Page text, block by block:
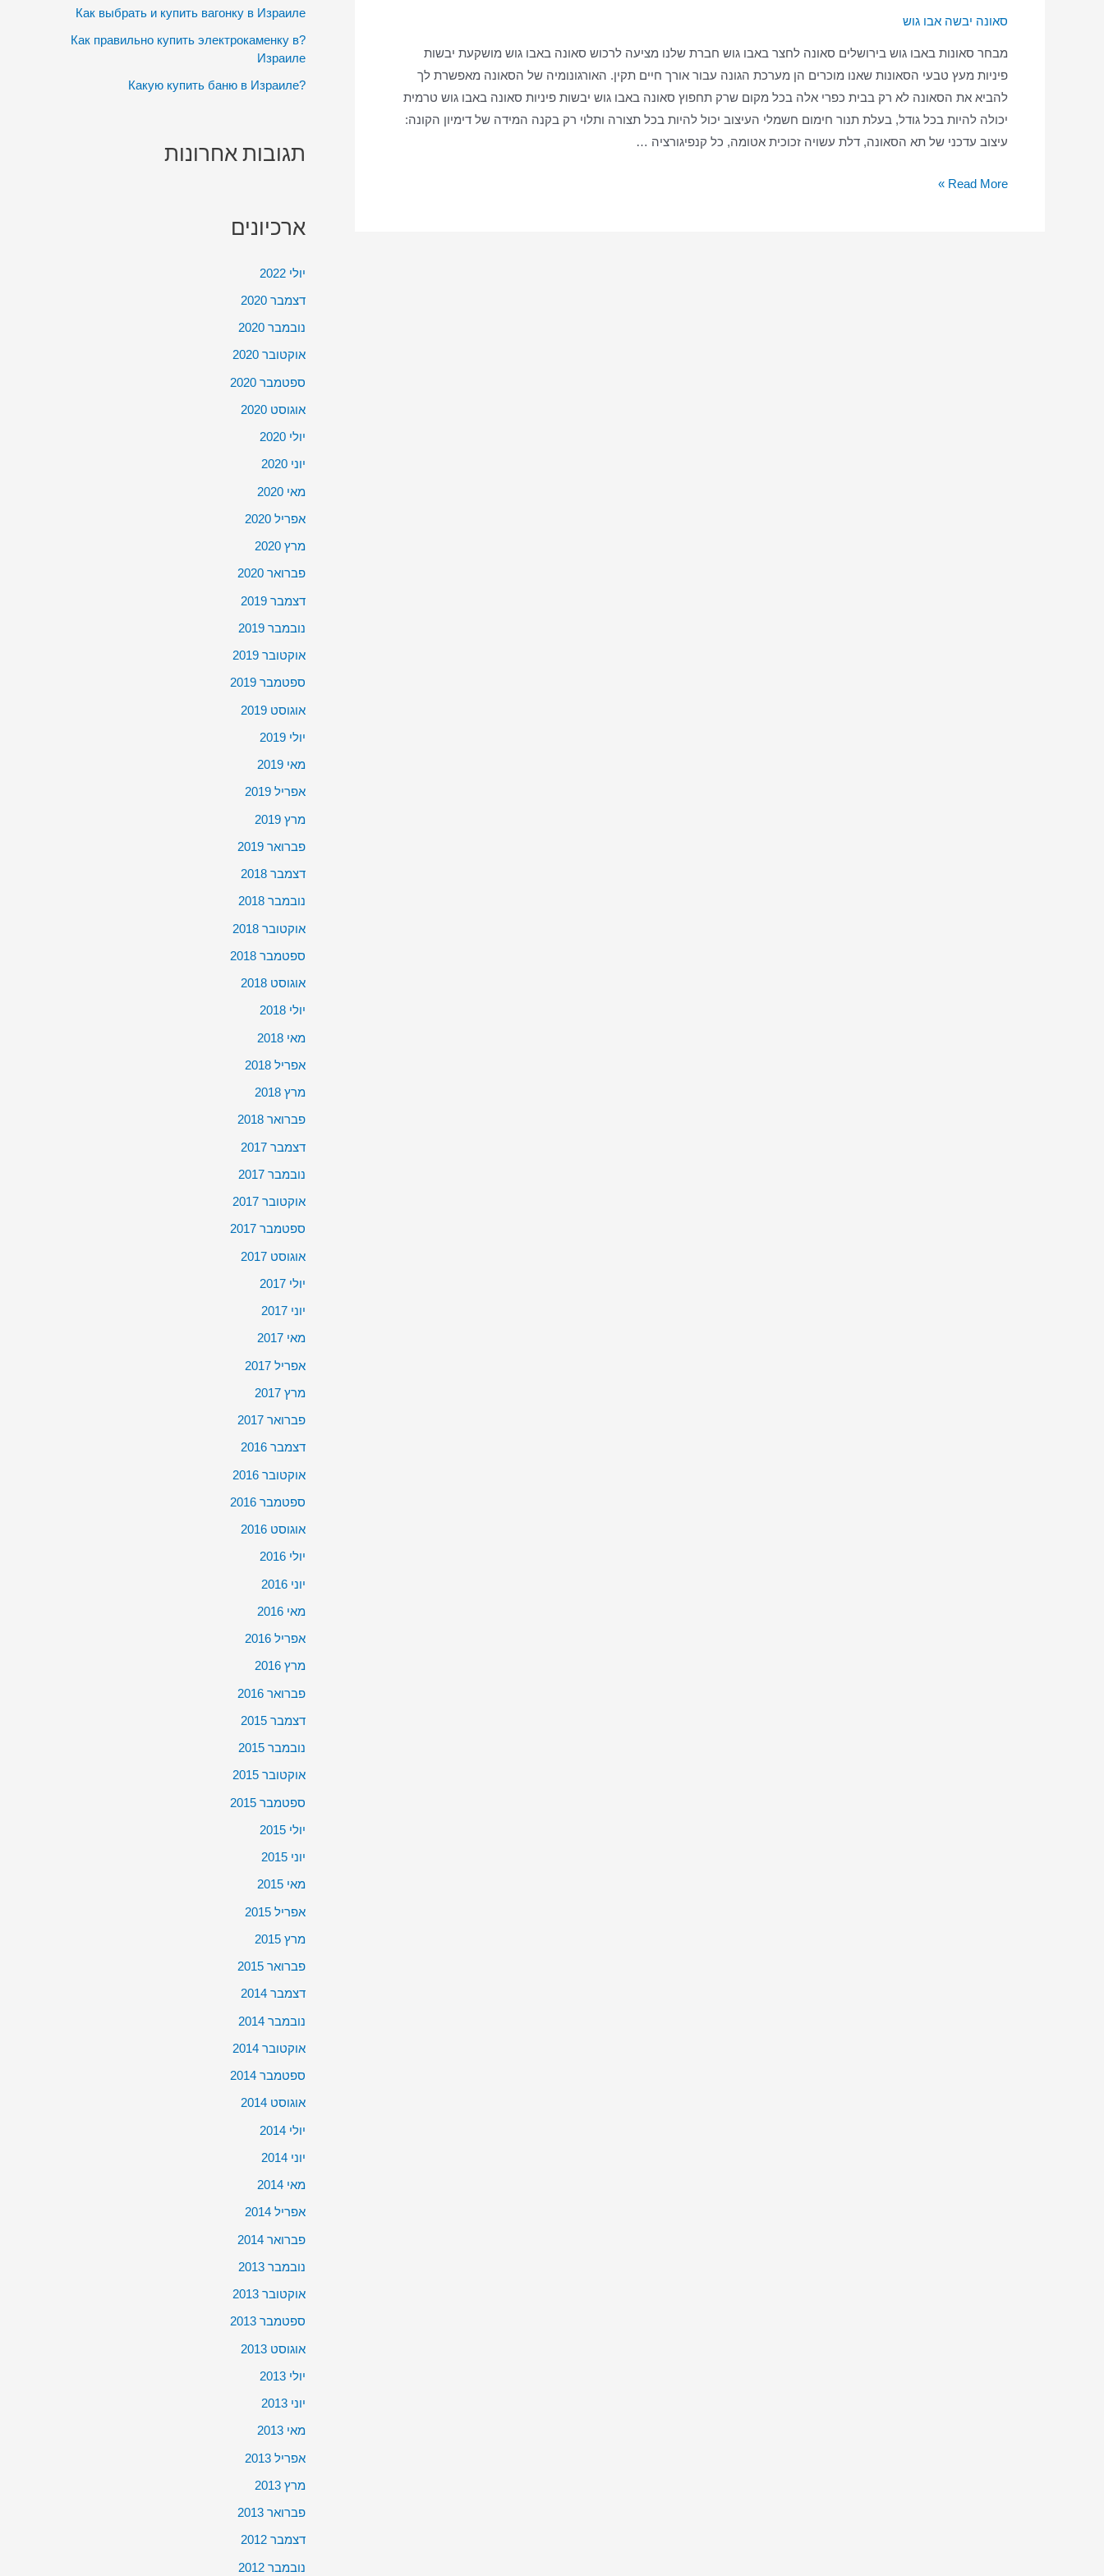
סאונה יבשה אבו גוש
מבחר סאונות באבו גוש בירושלים סאונה לחצר באבו גוש חברת שלנו מציעה לרכוש סאונה באבו גוש מושקעת יבשות
פיניות מעץ טבעי הסאונות שאנו מוכרים הן מערכת הגונה עבור אורך חיים תקין. האורגונומיה של הסאונה מאפשרת לך
להביא את הסאונה לא רק בבית כפרי אלה בכל מקום שרק תחפוץ סאונה באבו גוש יבשות פיניות סאונה באבו גוש טרמית
יכולה להיות בכל גודל, בעלת תנור חימום חשמלי העיצוב יכול להיות בכל תצורה ותלוי רק בקנה המידה של דימיון הקונה:
עיצוב עדכני של תא הסאונה, דלת עשויה זכוכית אטומה, כל קנפיגורציה …
סאונה
Read More »
:
Как выбрать и купить вагонку в Израиле
?Как правильно купить электрокаменку в
Израиле
?Какую купить баню в Израиле
תגובות אחרונות
ארכיונים
יולי 2022
דצמבר 2020
נובמבר 2020
אוקטובר 2020
ספטמבר 2020
אוגוסט 2020
יולי 2020
יוני 2020
מאי 2020
אפריל 2020
מרץ 2020
פברואר 2020
דצמבר 2019
נובמבר 2019
אוקטובר 2019
ספטמבר 2019
אוגוסט 2019
יולי 2019
מאי 2019
אפריל 2019
מרץ 2019
פברואר 2019
דצמבר 2018
נובמבר 2018
אוקטובר 2018
ספטמבר 2018
אוגוסט 2018
יולי 2018
מאי 2018
אפריל 2018
מרץ 2018
פברואר 2018
דצמבר 2017
נובמבר 2017
אוקטובר 2017
ספטמבר 2017
אוגוסט 2017
יולי 2017
יוני 2017
מאי 2017
אפריל 2017
מרץ 2017
פברואר 2017
דצמבר 2016
אוקטובר 2016
ספטמבר 2016
אוגוסט 2016
יולי 2016
יוני 2016
מאי 2016
אפריל 2016
מרץ 2016
פברואר 2016
דצמבר 2015
נובמבר 2015
אוקטובר 2015
ספטמבר 2015
יולי 2015
יוני 2015
מאי 2015
אפריל 2015
מרץ 2015
פברואר 2015
דצמבר 2014
נובמבר 2014
אוקטובר 2014
ספטמבר 2014
אוגוסט 2014
יולי 2014
יוני 2014
מאי 2014
אפריל 2014
פברואר 2014
נובמבר 2013
אוקטובר 2013
ספטמבר 2013
אוגוסט 2013
יולי 2013
יוני 2013
מאי 2013
אפריל 2013
מרץ 2013
פברואר 2013
דצמבר 2012
נובמבר 2012